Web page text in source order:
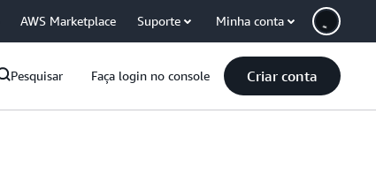
AWS Marketplace Suporte Minha conta
Pesquisar Faça login no console Criar conta